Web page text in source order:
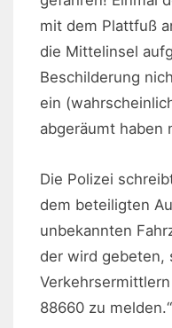
mit dem Plattfuß
die Mittelinsel
Beschilderung
ein
abgeräumt haben
Die Polizei
dem beteiligten
unbekannten
der wird gebeten,
88660 zu melden.“